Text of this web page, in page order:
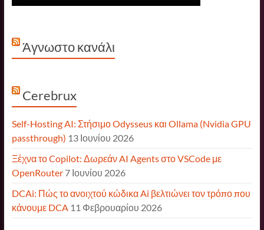
Άγνωστο κανάλι
Cerebrux
Self-Hosting AI: Στήσιμο Odysseus και Ollama (Nvidia GPU
passthrough) 13 Ιουνίου 2026
Ξέχνα το Copilot: Δωρεάν AI Agents στο VSCode με
OpenRouter 7 Ιουνίου 2026
DCAi: Πώς το ανοιχτού κώδικα Ai βελτιώνει τον τρόπο που
κάνουμε DCA 11 Φεβρουαρίου 2026